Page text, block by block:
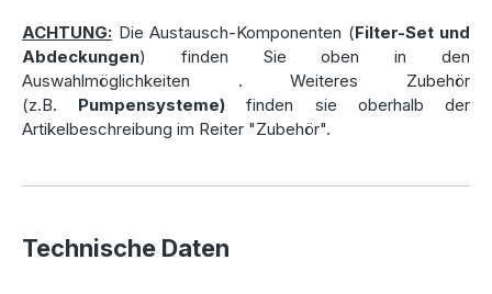
sorgt dafür, dass die Zisterne auch bei größeren
Einbautiefen problemlos zugänglich bleibt – eine ideale
Lösung für flexible Einbausituationen.
Einbausituation
Passen Sie dieRegenwasserzisterne
ACHTUNG: Die Austausch-Komponenten (Filter-Set und
Abdeckungen) finden Sie oben in den
Auswahlmöglichkeiten . Weiteres Zubehör
(z.B. Pumpensysteme) finden sie oberhalb der
Artikelbeschreibung im Reiter "Zubehör".
Technische Daten